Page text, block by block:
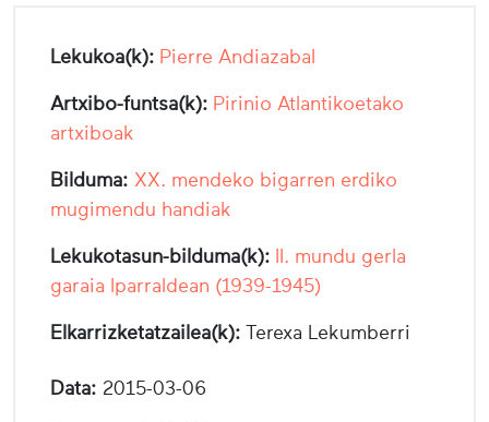
Lekukoa(k): Pierre Andiazabal
Artxibo-funtsa(k): Pirinio Atlantikoetako
artxiboak
Bilduma: XX. mendeko bigarren erdiko
mugimendu handiak
Lekukotasun-bilduma(k): II. mundu gerla
garaia Iparraldean (1939-1945)
Elkarrizketatzailea(k): Terexa Lekumberri
Data: 2015-03-06